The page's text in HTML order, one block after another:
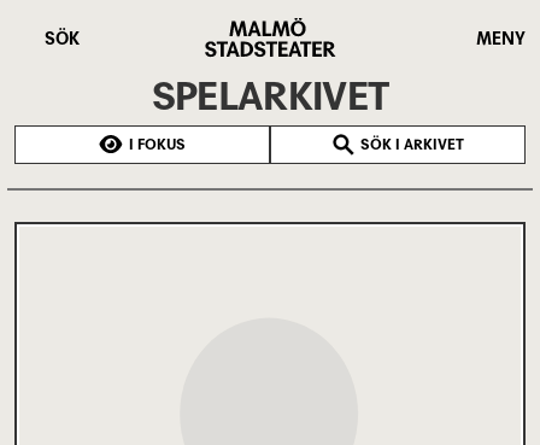
SÖK
Stadsteater
MENY
SPELARKIVET
I FOKUS SÖK I ARKIVET